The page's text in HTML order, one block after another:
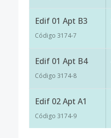
Edif 01 Apt B3
Código 3174-7
Edif 01 Apt B4
Código 3174-8
Edif 02 Apt A1
Código 3174-9